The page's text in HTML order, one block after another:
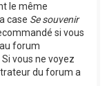
le même
case Se souvenir
si vous
forum
vous ne voyez
du forum a